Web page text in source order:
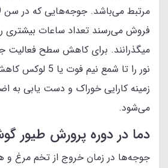
فروش می‌رسند تعداد ساعات بیشتری
میگذرانند. برای کاهش سطح
نور را تا شمع نیم
زمینه کارایی خوراک و دست یابی به
می‌شود.
دما در دوره پرورش طیور
جوجه‌ها در زمان خروج از تخم مرغ و